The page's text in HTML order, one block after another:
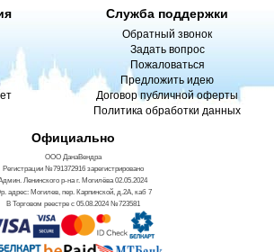
Служба поддержки
Обратный звонок
Задать вопрос
Пожаловаться
Предложить идею
Договор публичной оферты
Политика обработки данных
Официально
ООО ДанаВендра
Регистрации №791372916 зарегистрировано
Ленинского р-на г. Могилёва 02.05.2024
адрес: Могилев, пер. Карпинской, д.2А, каб 7
В Торговом реестре с 05.08.2024 №723581